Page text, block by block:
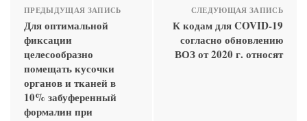
ПРЕДЫДУЩАЯ ЗАПИСЬ
Для оптимальной
фиксации
целесообразно
помещать кусочки
органов и тканей в
10% забуференный
формалин при
СЛЕДУЮЩАЯ ЗАПИСЬ
К кодам для COVID-19
согласно обновлению
ВОЗ от 2020 г. относят